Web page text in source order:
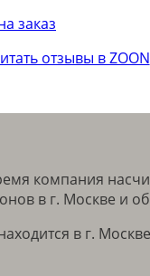
отзывы в ZOON
компания
в г. Москве и
в г.